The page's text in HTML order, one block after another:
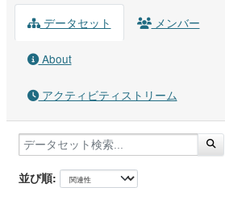
データセット メンバー
About
アクティビティストリーム
並び順